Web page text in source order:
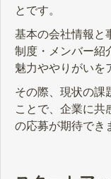
とです。
基本の会社情報と
制度・メンバー紹
魅力ややりがいを
その際、現状の課
ことで、企業に共
の応募が期待でき